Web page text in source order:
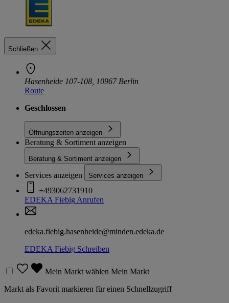
Schließen
Hasenheide 107-108, 10967 Berlin
Route
Geschlossen
Öffnungszeiten anzeigen
Beratung & Sortiment anzeigen
Beratung & Sortiment anzeigen
Services anzeigen Services anzeigen
+493062731910
EDEKA Fiebig Anrufen
edeka.fiebig.hasenheide@minden.edeka.de
EDEKA Fiebig Schreiben
Mein Markt wählen Mein Markt
Markt als Favorit markieren für einen Schnellzugriff